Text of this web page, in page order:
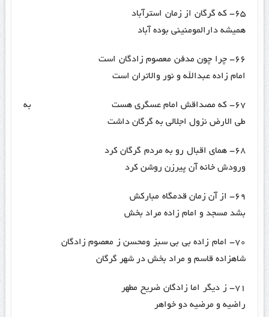
۶۵- که گرگان از زمان استرآباد
همیشه دارالمومنینی بوده آباد
۶۶- چرا چون مدفن معصوم زادگان است
امام زاده عبدالله و نور والاتران است
۶۷- که مصداقش امام عسگری هست به
طی الارض نزول اجلالی به گرگان داشت
۶۸- همای اقبال رو به مردم گرگان کرد
ورودش خانه آن پیرزن روشن کرد
۶۹- از آن زمان قدمگاه مبارکش
بشد مسجد و امام زاده مراد بخش
۷۰- امام زاده بی بی سبز ومحسن ز معصوم زادگان
شاهزاده قاسم و مراد بخش در شهر گرگان
۷۱- ز دیگر اما زادگان ضریح مطهر
راضیه و مرضیه دو خواهر